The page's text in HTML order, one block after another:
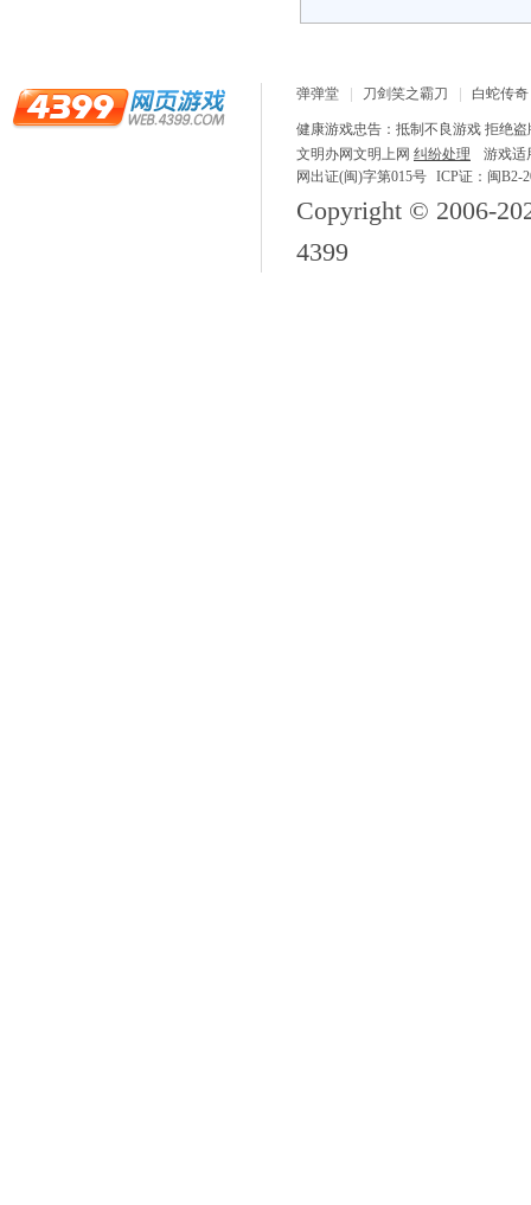
弹弹堂 刀剑笑之霸刀
白蛇传奇
健康游戏忠告：抵制不良游戏 拒绝
文明办网文明上网 纠纷处理
游戏适
网出证(闽)字第015号 ICP证：闽B2-
Copyright © 2006-
4399